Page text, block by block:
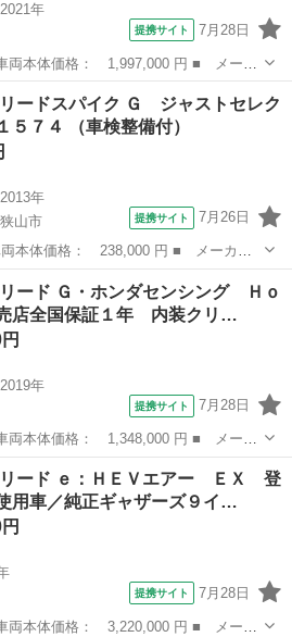
2021年
提携サイト 7月28日
リード ■ グレード名： Ｇ・ホン
セグＴＶ バックカメラ Ｃパッケー
ードスパイク Ｇ ジャストセレク
７４ （車検整備付）
2013年
山市
提携サイト 7月26日
ードスパイク ■ グレード名：
５７４ ■ 排気量： 1500cc ■ ドア
ード
ード Ｇ・ホンダセンシング Ｈｏ
店全国保証１年 内装クリ…
2019年
提携サイト 7月28日
リード ■ グレード名： Ｇ・ホン
店全国保証１年 内装クリーニング
リード ｅ：ＨＥＶエアー ＥＸ 登
用車／純正ギャザーズ９イ…
提携サイト 7月28日